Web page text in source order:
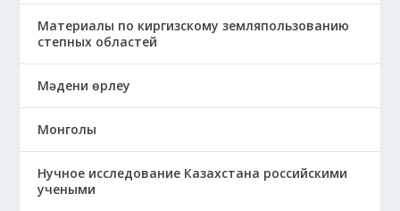
Материалы по киргизскому земляпользованию
степных областей
Мәдени өрлеу
Монголы
Нучное исследование Казахстана российскими
учеными